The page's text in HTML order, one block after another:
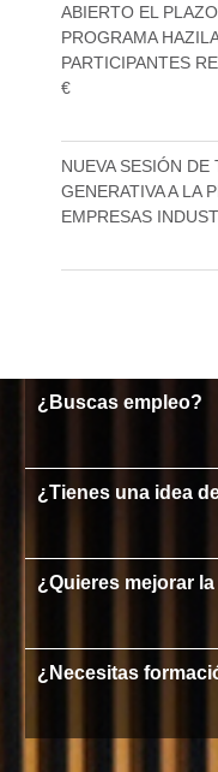
ABIERTO EL
PROGRAMA
PARTICIPANTES
€
NUEVA SESIÓN DE
GENERATIVA A LA
EMPRESAS
¿Buscas empleo?
¿Tienes una idea
¿Quieres mejorar
¿Necesitas